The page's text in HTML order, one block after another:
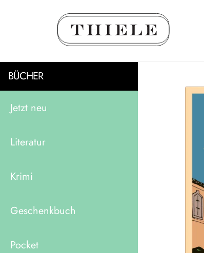
BÜCHER
Jetzt neu
Literatur
Krimi
Geschenkbuch
Pocket